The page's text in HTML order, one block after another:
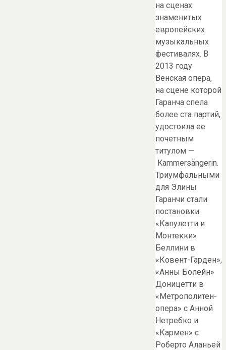
на сценах
знаменитых
европейских
музыкальных
фестивалях. В
2013 году
Венская опера,
на сцене которой
Гаранча спела
более ста партий,
удостоила ее
почетным
титулом —
Kammersängerin.
Триумфальными
для Элины
Гаранчи стали
постановки
«Капулетти и
Монтекки»
Беллини в
«Ковент-Гарден»,
«Анны Болейн»
Доницетти в
«Метрополитен-
опера» с Анной
Нетребко и
«Кармен» с
Роберто Аланьей